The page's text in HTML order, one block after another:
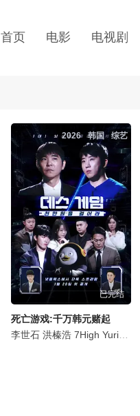
首页 电影 电视剧
Pengsoo 权圣晙 朴成雄 张东民
综艺
韩国
2026
已完结
死亡游戏:千万韩元赌起
李世石 洪榛浩 7High Yurisa